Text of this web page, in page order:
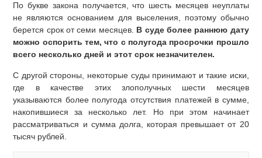
По букве закона получается, что шесть месяцев неуплаты
не являются основанием для выселения, поэтому обычно
берется срок от семи месяцев. В суде более раннюю дату
можно оспорить тем, что с полугода просрочки прошло
всего несколько дней и этот срок незначителен.
С другой стороны, некоторые суды принимают и такие иски,
где в качестве этих злополучных шести месяцев
указываются более полугода отсутствия платежей в сумме,
накопившиеся за несколько лет. Но при этом начинает
рассматриваться и сумма долга, которая превышает от 20
тысяч рублей.